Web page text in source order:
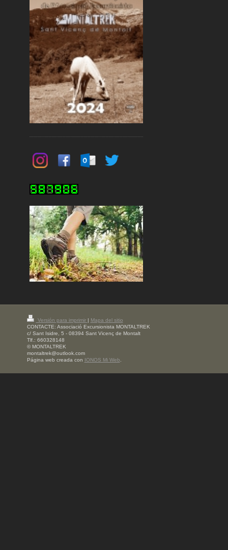
Versión para imprimir | Mapa del sitio
CONTACTE: Associació Excursionista MONTALTREK
c/ Sant Isidre, 5 - 08394 Sant Vicenç de Montalt
Tlf.: 660328148
© MONTALTREK
montaltrek@outlook.com
Página web creada con IONOS Mi Web